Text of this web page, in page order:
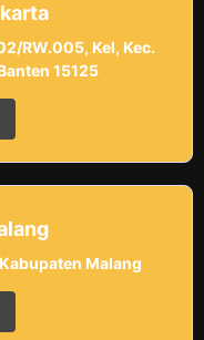
RW.005, Kel, Kec.
15125
Malang